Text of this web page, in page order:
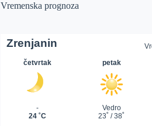
Vremenska prognoza